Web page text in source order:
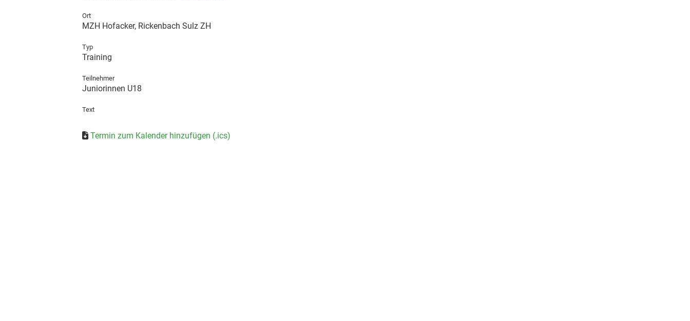
Ort
MZH Hofacker, Rickenbach Sulz ZH
Typ
Training
Teilnehmer
Juniorinnen U18
Text
Termin zum Kalender hinzufügen (.ics)